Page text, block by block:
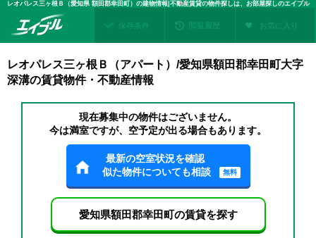
レオパレス三ヶ根Ｂ（愛知県 額田郡幸田町）の建物情報|不動産賃貸の物件探しは、お部屋探しのエイブル
保存条件 閲覧履歴 お気に入り
レオパレス三ヶ根Ｂ（アパート）/愛知県額田郡幸田町大字
深溝の賃貸物件・不動産情報
現在募集中の物件はございません。
今は満室ですが、空予定が出る場合もあります。
最新の空室状況を確認
似た物件についても相談
無料
愛知県額田郡幸田町の賃貸を探す